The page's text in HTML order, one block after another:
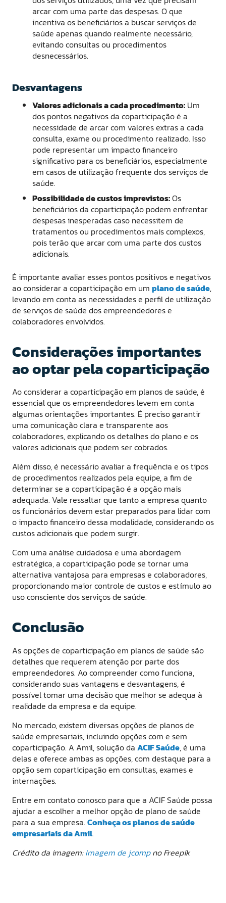
arcar com uma parte das despesas. O que
incentiva os beneficiários a buscar serviços de
saúde apenas quando realmente necessário,
evitando consultas ou procedimentos
desnecessários.
Desvantagens
Valores adicionais a cada procedimento: Um
dos pontos negativos da coparticipação é a
necessidade de arcar com valores extras a cada
consulta, exame ou procedimento realizado. Isso
pode representar um impacto financeiro
significativo para os beneficiários, especialmente
em casos de utilização frequente dos serviços de
saúde.
Possibilidade de custos imprevistos:Os
beneficiários da coparticipação podem enfrentar
despesas inesperadas caso necessitem de
tratamentos ou procedimentos mais complexos,
pois terão que arcar com uma parte dos custos
adicionais.
É importante avaliar esses pontos positivos e negativos
ao considerar a coparticipação em um plano de saúde,
levando em conta as necessidades e perfil de utilização
de serviços de saúde dos empreendedores e
colaboradores envolvidos.
Considerações importantes
ao optar pela coparticipação
Ao considerar a coparticipação em planos de saúde, é
essencial que os empreendedores levem em conta
algumas orientações importantes. É preciso garantir
uma comunicação clara e transparente aos
colaboradores, explicando os detalhes do plano e os
valores adicionais que podem ser cobrados.
Além disso, é necessário avaliar a frequência e os tipos
de procedimentos realizados pela equipe, a fim de
determinar se a coparticipação é a opção mais
adequada. Vale ressaltar que tanto a empresa quanto
os funcionários devem estar preparados para lidar com
o impacto financeiro dessa modalidade, considerando os
custos adicionais que podem surgir.
Com uma análise cuidadosa e uma abordagem
estratégica, a coparticipação pode se tornar uma
alternativa vantajosa para empresas e colaboradores,
proporcionando maior controle de custos e estímulo ao
uso consciente dos serviços de saúde.
Conclusão
As opções de coparticipação em planos de saúde são
detalhes que requerem atenção por parte dos
empreendedores. Ao compreender como funciona,
considerando suas vantagens e desvantagens, é
possível tomar uma decisão que melhor se adequa à
realidade da empresa e da equipe.
No mercado, existem diversas opções de planos de
saúde empresariais, incluindo opções com e sem
coparticipação. A Amil, solução da ACIF Saúde, é uma
delas e oferece ambas as opções, com destaque para a
opção sem coparticipação em consultas, exames e
internações.
Entre em contato conosco para que a ACIF Saúde possa
ajudar a escolher a melhor opção de plano de saúde
para a sua empresa. Conheça os planos de saúde
empresariais da Amil.
Crédito da imagem:Imagem de jcompno Freepik